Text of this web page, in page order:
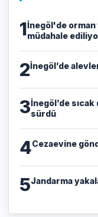
1İnegöl'de orman
müdahale
2İnegöl’de
3İnegöl’de
sürdü
4Cezaevine
5Jandarma